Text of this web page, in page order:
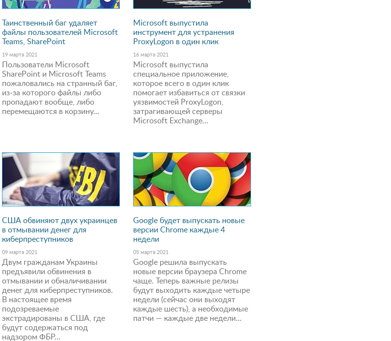
Таинственный баг удаляет
файлы пользователей Microsoft
Teams, SharePoint
19 марта 2021
Пользователи Microsoft
SharePoint и Microsoft Teams
пожаловались на странный баг,
из-за которого файлы либо
пропадают вообще, либо
перемещаются в корзину...
Microsoft выпустила
инструмент для устранения
ProxyLogon в один клик
16 марта 2021
Microsoft выпустила
специальное приложение,
которое всего в один клик
помогает избавиться от связки
уязвимостей ProxyLogon,
затрагивающей серверы
Microsoft Exchange...
США обвиняют двух украинцев
в отмывании денег для
киберпреступников
09 марта 2021
Двум гражданам Украины
предъявили обвинения в
отмывании и обналичивании
денег для киберпреступников.
В настоящее время
подозреваемые
экстрадированы в США, где
будут содержаться под
надзором ФБР...
Google будет выпускать новые
версии Chrome каждые 4
недели
05 марта 2021
Google решила выпускать
новые версии браузера Chrome
чаще. Теперь важные релизы
будут выходить каждые четыре
недели (сейчас они выходят
каждые шесть), а необходимые
патчи — каждые две недели...